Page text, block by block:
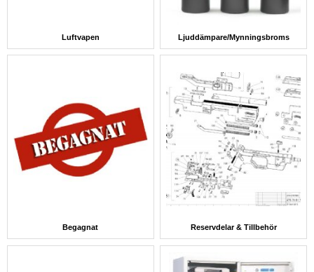
Luftvapen Ljuddämpare/Mynningsbroms
Begagnat Reservdelar & Tillbehör